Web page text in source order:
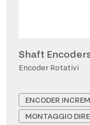
Shaft
Encoder Rotativi
ENCODER
MONTAGGIO